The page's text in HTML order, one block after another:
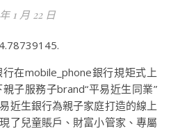
1 月 22 日
在mobile_phone銀行規矩式上
子服務子brand“平易近生同業”
近生銀行為親子家庭打造的線上
了兒童賬戶、財富小管家、專屬